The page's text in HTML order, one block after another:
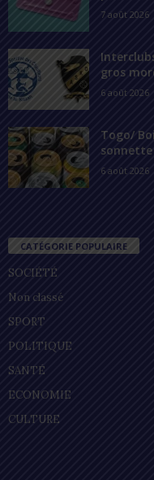
7 août 2026
gros
6 août 2026
Togo/
sonnette
6 août 2026
CATÉGORIE POPULAIRE
SOCIÉTÉ
Non classé
SPORT
POLITIQUE
SANTÉ
ECONOMIE
CULTURE